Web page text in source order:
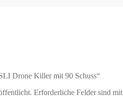
Drone Killer mit 90 Schuss“
Erforderliche Felder sind mit